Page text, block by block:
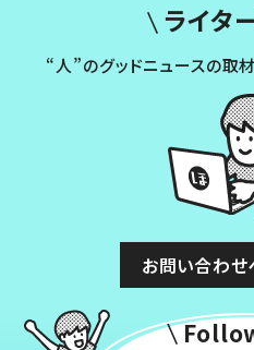
ライタ
“人”のグッドニュースの取
お問い合わ